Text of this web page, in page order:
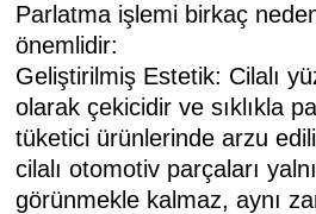
Parlatma işlemi birkaç
önemlidir:
Geliştirilmiş Estetik: Cilalı
olarak çekicidir ve sıklıkla
tüketici ürünlerinde arzu
cilalı otomotiv parçaları
görünmekle kalmaz, aynı